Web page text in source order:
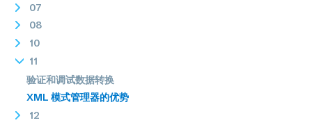
07
08
10
11
验证和调试数据转换
XML 模式管理器的优势
12